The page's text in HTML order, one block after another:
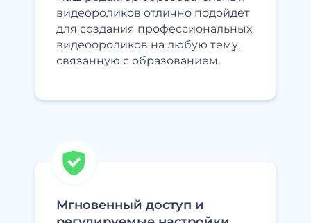
видеороликов отлично подойдет
для создания профессиональных
видеоороликов на любую тему,
связанную с образованием.
Мгновенный доступ и